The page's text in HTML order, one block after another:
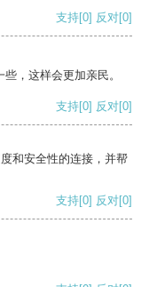
支持[0] 反对[0]
，这样会更加亲民。
支持[0] 反对[0]
和安全性的连接，并帮
支持[0] 反对[0]